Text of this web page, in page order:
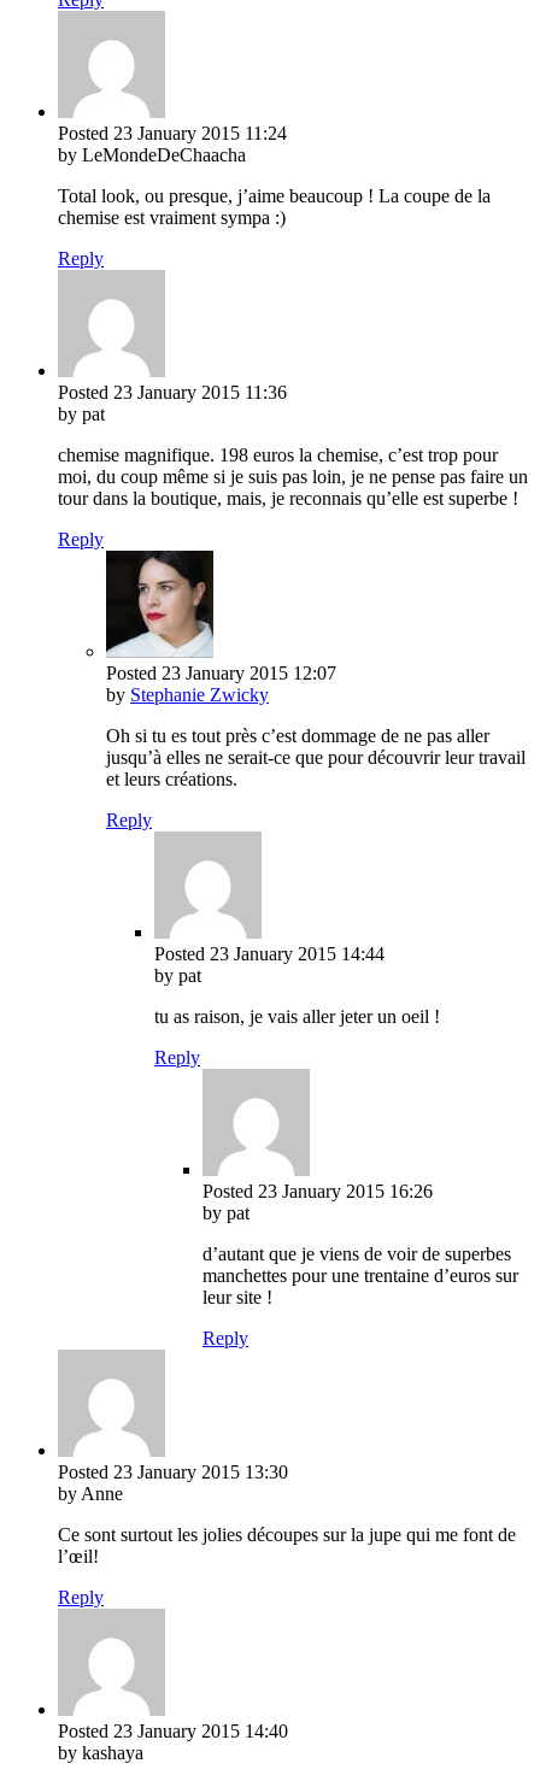
Posted 23 January 2015 11:24
by LeMondeDeChaacha
Total look, ou presque, j’aime beaucoup ! La coupe de la
chemise est vraiment sympa :)
Reply
Posted 23 January 2015 11:36
by pat
chemise magnifique. 198 euros la chemise, c’est trop pour
moi, du coup même si je suis pas loin, je ne pense pas faire un
tour dans la boutique, mais, je reconnais qu’elle est superbe !
Reply
Posted 23 January 2015 12:07
by Stephanie Zwicky
Oh si tu es tout près c’est dommage de ne pas aller
jusqu’à elles ne serait-ce que pour découvrir leur travail
et leurs créations.
Reply
Posted 23 January 2015 14:44
by pat
tu as raison, je vais aller jeter un oeil !
Reply
Posted 23 January 2015 16:26
by pat
d’autant que je viens de voir de superbes
manchettes pour une trentaine d’euros sur
leur site !
Reply
Posted 23 January 2015 13:30
by Anne
Ce sont surtout les jolies découpes sur la jupe qui me font de
l’œil!
Reply
Posted 23 January 2015 14:40
by kashaya